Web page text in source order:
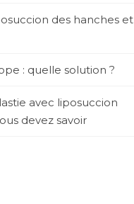
des hanches et
: quelle solution ?
avec liposuccion
devez savoir